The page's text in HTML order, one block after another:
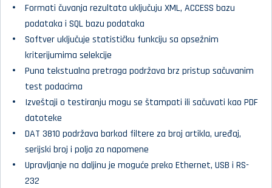
Formati čuvanja rezultata uključuju XML, ACCESS bazu
podataka i SQL bazu podataka
Softver uključuje statističku funkciju sa opsežnim
kriterijumima selekcije
Puna tekstualna pretraga podržava brz pristup sačuvanim
test podacima
Izveštaji o testiranju mogu se štampati ili sačuvati kao PDF
datoteke
DAT 3810 podržava barkod filtere za broj artikla, uređaj,
serijski broj i polja za napomene
Upravljanje na daljinu je moguće preko Ethernet, USB i RS-
232